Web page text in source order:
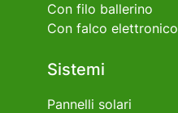
Con filo ballerino
Con falco elettronico
Sistemi
Pannelli solari